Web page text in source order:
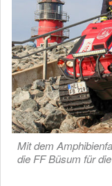
Mit dem
die FF Büsum für